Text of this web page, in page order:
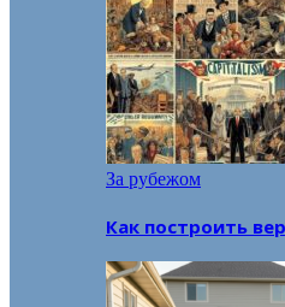
За рубежом
Как построить